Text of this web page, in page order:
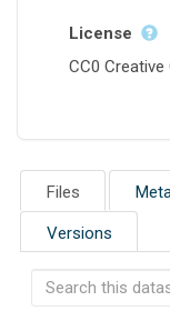
License
CC0
Files
Versions